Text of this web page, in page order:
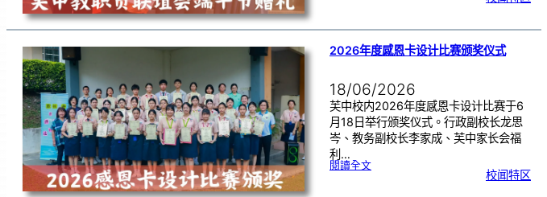
芙
中
师
们
！
2026年度感恩卡设计比赛颁奖仪式
18/06/2026
芙中校内2026年度感恩卡设计比赛于6
月18日举行颁奖仪式。行政副校长龙思
岑、教务副校长李家成、芙中家长会福
利…
閱讀全文:2 校闻特区